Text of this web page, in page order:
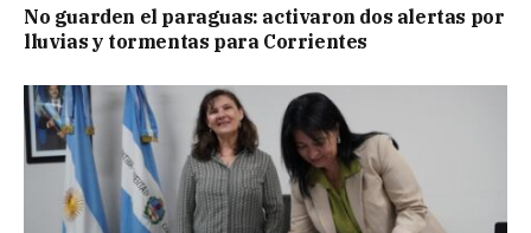
No guarden el paraguas: activaron dos alertas por
lluvias y tormentas para Corrientes